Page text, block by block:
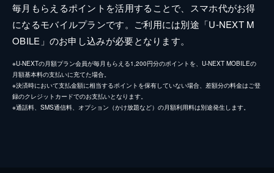
毎月もらえるポイントを活用することで、スマホ代がお得
になるモバイルプランです。ご利用には別途「U-NEXT M
OBILE」のお申し込みが必要となります。
※U-NEXTの月額プラン会員が毎月もらえる1,200円分のポイントを、U-NEXT MOBILEの
月額基本料の支払いに充てた場合。
※決済時において支払金額に相当するポイントを保有していない場合、差額分の料金はご登
録のクレジットカードでのお支払いとなります。
※通話料、SMS通信料、オプション（かけ放題など）の月額利用料は別途発生します。